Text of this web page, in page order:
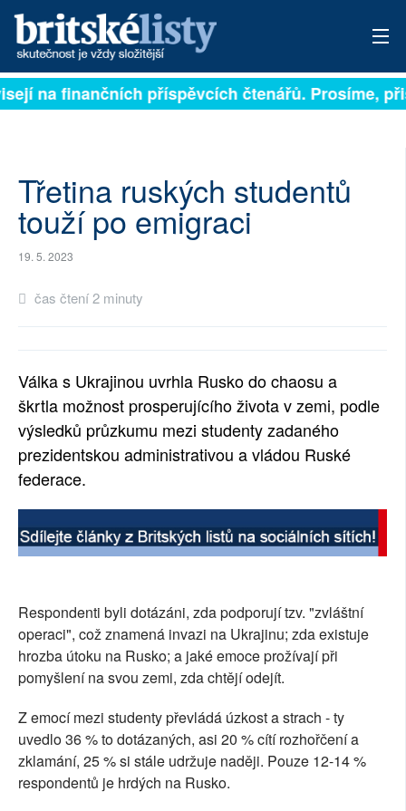
PŘIHLÁSIT
ARCHIV
ROZHOVORY
TÉMATA
NEJČTENĚJŠÍ ZA 7 DNÍ
PŘÍSPĚVKY NA PROVOZ
SOCIÁLNÍ SÍTĚ
RUBRIKY
PLNÁ VERZE STRÁNEK
na finančních příspěvcích čtenářů. Prosíme,
Třetina ruských studentů
touží po emigraci
19. 5. 2023
čas čtení 2 minuty
Válka s Ukrajinou uvrhla Rusko do chaosu a
škrtla možnost prosperujícího života v zemi, podle
výsledků průzkumu mezi studenty zadaného
prezidentskou administrativou a vládou Ruské
federace.
Respondenti byli dotázáni, zda podporují tzv. "zvláštní
operaci", což znamená invazi na Ukrajinu; zda existuje
hrozba útoku na Rusko; a jaké emoce prožívají při
pomyšlení na svou zemi, zda chtějí odejít.
Z emocí mezi studenty převládá úzkost a strach - ty
uvedlo 36 % to dotázaných, asi 20 % cítí rozhořčení a
zklamání, 25 % si stále udržuje naději. Pouze 12-14 %
respondentů je hrdých na Rusko.